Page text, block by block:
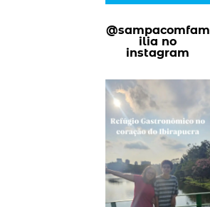
@sampacomfam
ilia no
instagram